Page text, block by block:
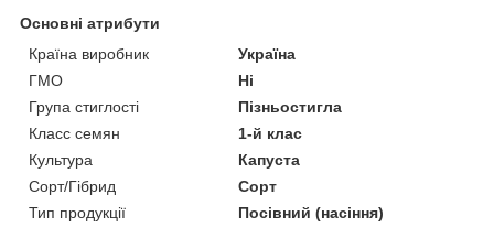
Основні атрибути
Країна виробник
Україна
ГМО
Ні
Група стиглості
Пізньостигла
Класс семян
1-й клас
Культура
Капуста
Сорт/Гібрид
Сорт
Тип продукції
Посівний (насіння)